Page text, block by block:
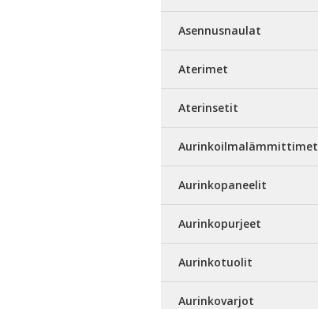
Asennusnaulat
Aterimet
Aterinsetit
Aurinkoilmalämmittimet
Aurinkopaneelit
Aurinkopurjeet
Aurinkotuolit
Aurinkovarjot